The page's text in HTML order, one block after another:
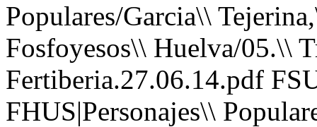
Populares/Garcia\\
Fosfoyesos\\ Huelva/05.\\
Fertiberia.27.06.14.pdf
FHUS|Personajes\\